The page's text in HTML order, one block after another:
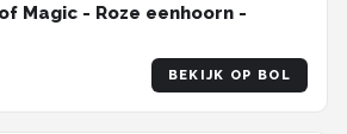
Magic - Roze eenhoorn -
BEKIJK OP BOL